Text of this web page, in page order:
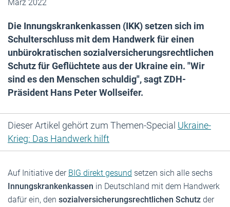
März 2022
Die Innungskrankenkassen (IKK) setzen sich im
Schulterschluss mit dem Handwerk für einen
unbürokratischen sozialversicherungsrechtlichen
Schutz für Geflüchtete aus der Ukraine ein. "Wir
sind es den Menschen schuldig", sagt ZDH-
Präsident Hans Peter Wollseifer.
Dieser Artikel gehört zum Themen-Special Ukraine-
Krieg: Das Handwerk hilft
Auf Initiative der BIG direkt gesund setzen sich alle sechs
Innungskrankenkassen in Deutschland mit dem Handwerk
dafür ein, den sozialversicherungsrechtlichen Schutz der